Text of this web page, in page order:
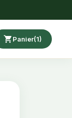
shopping_cartPanier(1)